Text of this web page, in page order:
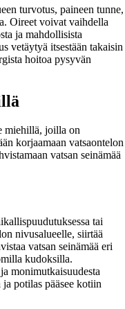
turvotus, paineen tunne,
Oireet voivat vaihdella
ja mahdollisista
vetäytyä itsestään takaisin
hoitoa pysyvän
miehillä, joilla on
korjaamaan vatsaontelon
vatsan seinämää
tai
nivusalueelle, siirtää
vatsan seinämää eri
kudoksilla.
monimutkaisuudesta
potilas pääsee kotiin